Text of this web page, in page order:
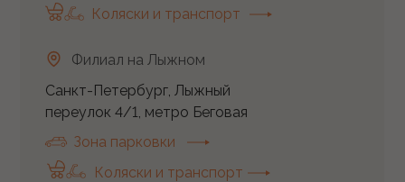
Санкт-Петербург, Лыжный
переулок 4/1, метро Беговая
Филиал на Лыжном
Зона парковки
Коляски и транспорт
Коляски и транспорт